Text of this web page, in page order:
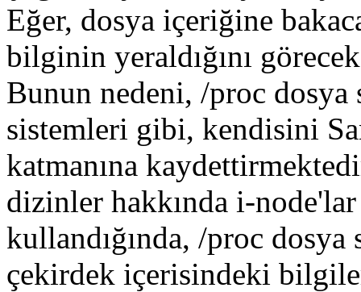
Eğer, dosya içeriğine
bilginin yeraldığını
Bunun nedeni, /proc dosya
sistemleri gibi, kendisini
katmanına
dizinler hakkında i-
kullandığında, /proc
çekirdek içerisindeki